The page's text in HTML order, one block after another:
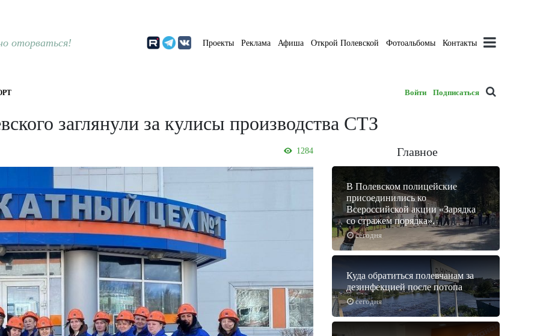
оторваться! Проекты Реклама Афиша Открой Полевской Фотоальбомы Контакты
Войти Подписаться
заглянули за кулисы производства СТЗ
1284 Главное
сегодня
В Полевском полицейские
присоединились ко
Всероссийской акции «Зарядка
со стражем порядка».
сегодня
Куда обратиться полевчанам за
дезинфекцией после потопа